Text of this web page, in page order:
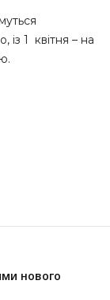
із 1 квітня – на
нового